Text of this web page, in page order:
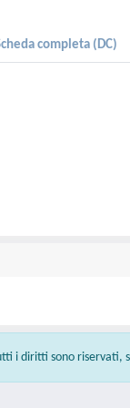
completa (DC)
i diritti sono riservati,